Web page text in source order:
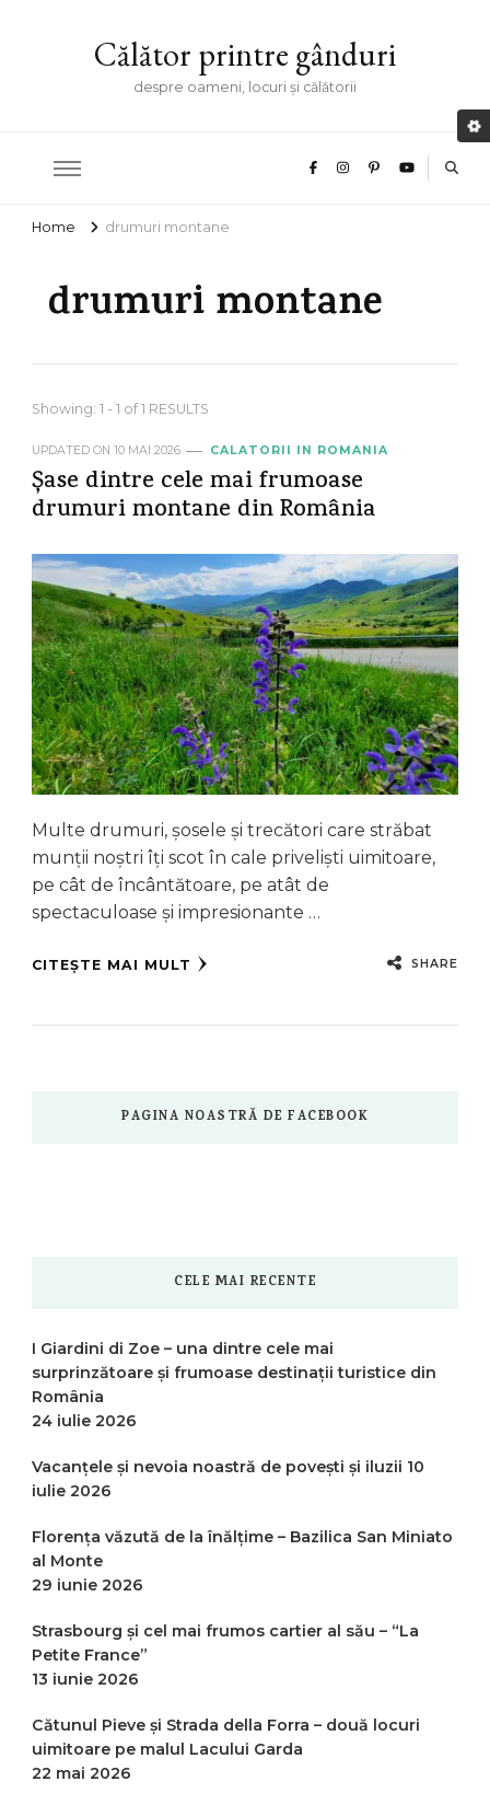
Călător printre gânduri
despre oameni, locuri și călătorii
Home drumuri montane
drumuri montane
Showing: 1 - 1 of 1 RESULTS
UPDATED ON 10 MAI 2026 CALATORII IN ROMANIA
Șase dintre cele mai frumoase
drumuri montane din România
Multe drumuri, șosele și trecători care străbat
munții noștri îți scot în cale priveliști uimitoare,
pe cât de încântătoare, pe atât de
spectaculoase și impresionante …
CITEȘTE MAI MULT SHARE
PAGINA NOASTRĂ DE FACEBOOK
CELE MAI RECENTE
I Giardini di Zoe – una dintre cele mai
surprinzătoare și frumoase destinații turistice din
România
24 iulie 2026
Vacanțele și nevoia noastră de povești și iluzii 10
iulie 2026
Florența văzută de la înălțime – Bazilica San Miniato
al Monte
29 iunie 2026
Strasbourg și cel mai frumos cartier al său – “La
Petite France”
13 iunie 2026
Cătunul Pieve și Strada della Forra – două locuri
uimitoare pe malul Lacului Garda
22 mai 2026